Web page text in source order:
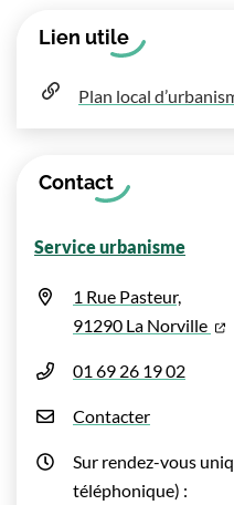
Informations
Lien utile
Plan local
Contact
Service urbanisme
1 Rue Pasteur,
91290 La Norville
01 69 26 19 02
Contacter
Sur rendez-vous
téléphonique) :